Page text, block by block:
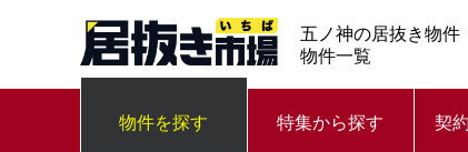
五ノ神の居抜き物件
物件一覧
物件を探す 特集から探す 契